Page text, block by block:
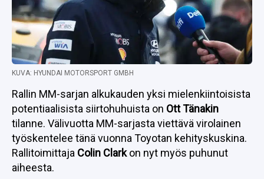
KUVA: HYUNDAI MOTORSPORT GMBH
Rallin MM-sarjan alkukauden yksi mielenkiintoisista
potentiaalisista siirtohuhuista on Ott Tänakin
tilanne. Välivuotta MM-sarjasta viettävä virolainen
työskentelee tänä vuonna Toyotan kehityskuskina.
Rallitoimittaja Colin Clarkon nyt myös puhunut
aiheesta.